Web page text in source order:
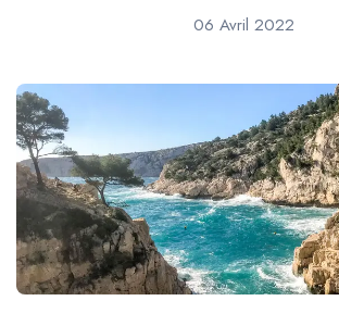
Trajet Gare SNCF
Trajet Séminaire
Trajet Santé
Trajet Longue Distance
Actualités & évènements
Contactez-nous
06 Avril 2022